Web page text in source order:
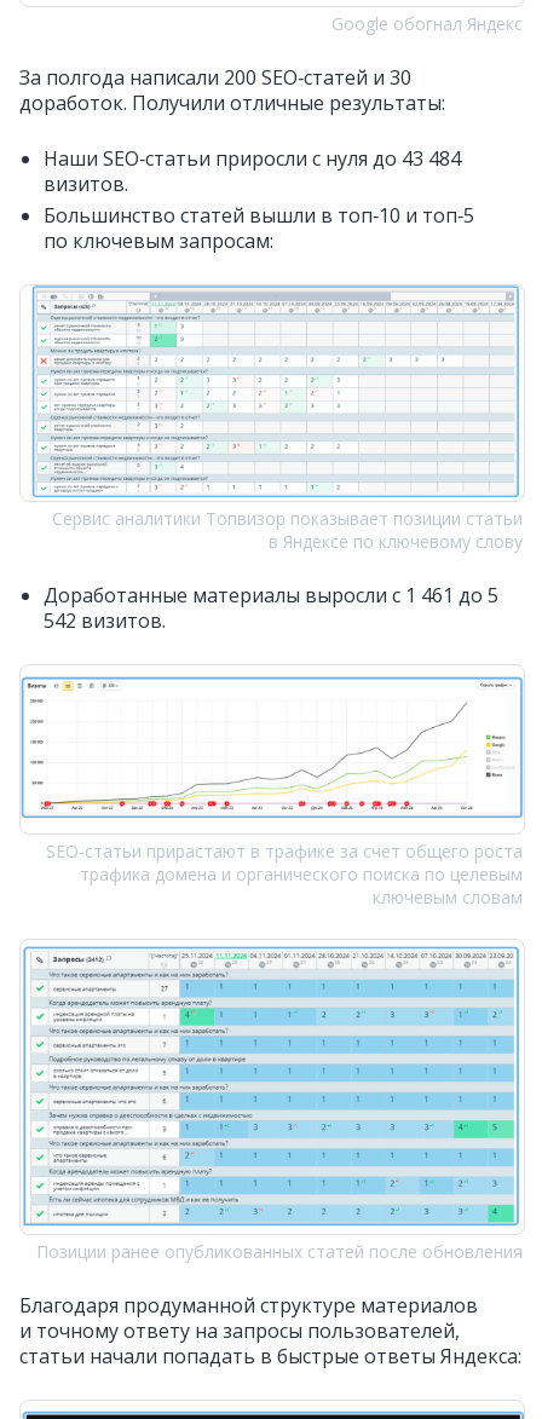
Google обогнал Яндекс
За полгода написали 200 SEO‑статей и 30
доработок. Получили отличные результаты:
Наши SEO‑статьи приросли с нуля до 43 484
визитов.
Большинство статей вышли в топ‑10 и топ‑5
по ключевым запросам:
Сервис аналитики Топвизор показывает позиции статьи
в Яндексе по ключевому слову
Доработанные материалы выросли с 1 461 до 5
542 визитов.
SEO‑статьи прирастают в трафике за счет общего роста
трафика домена и органического поиска по целевым
ключевым словам
Позиции ранее опубликованных статей после обновления
Благодаря продуманной структуре материалов
и точному ответу на запросы пользователей,
статьи начали попадать в быстрые ответы Яндекса: